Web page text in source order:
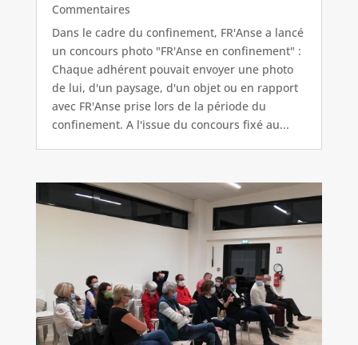
Commentaires
Dans le cadre du confinement, FR'Anse a lancé
un concours photo "FR'Anse en confinement" :
Chaque adhérent pouvait envoyer une photo
de lui, d'un paysage, d'un objet ou en rapport
avec FR'Anse prise lors de la période du
confinement. A l'issue du concours fixé au...